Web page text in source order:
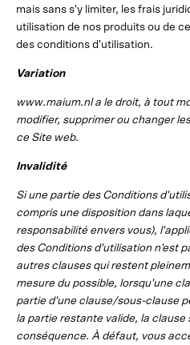
mais sans s'y limiter, les frais
utilisation de nos produits ou de
des conditions d'utilisation.
Variation
www.maium.nl a le droit, à tout
modifier, supprimer ou changer
ce Site web.
Invalidité
Si une partie des Conditions
compris une disposition dans
responsabilité envers vous),
des Conditions d'utilisation n'est
autres clauses qui restent
mesure du possible, lorsqu'une
partie d'une clause/sous-clause
la partie restante valide, la clause
conséquence. À défaut, vous